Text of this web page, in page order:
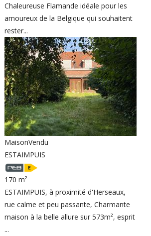
Chaleureuse Flamande idéale pour les
amoureux de la Belgique qui souhaitent
rester...
MaisonVendu
ESTAIMPUIS
170 m²
ESTAIMPUIS, à proximité d'Herseaux,
rue calme et peu passante, Charmante
maison à la belle allure sur 573m², esprit
...